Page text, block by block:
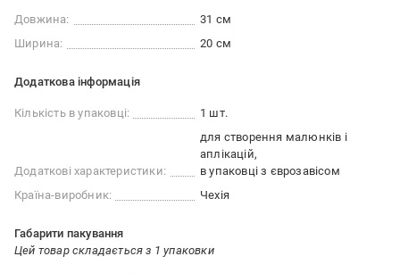
Довжина:
31 см
Ширина:
20 см
Додаткова інформація
Кількість в упаковці: 1 шт.
Додаткові характеристики:
для створення малюнків і
аплікацій
в упаковці з єврозавісом
Країна-виробник:
Чехія
Габарити пакування
Цей товар складається з 1 упаковки